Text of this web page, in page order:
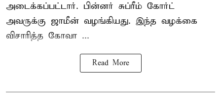
அடைக்கப்பட்டார். பின்னர் சுப்ரீம் கோர்ட்
அவருக்கு ஜாமீன் வழங்கியது. இந்த வழக்கை
விசாரித்த கோவா ...
Read More